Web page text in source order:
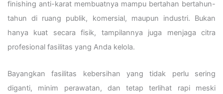
finishing anti-karat membuatnya mampu bertahan bertahun-
tahun di ruang publik, komersial, maupun industri. Bukan
hanya kuat secara fisik, tampilannya juga menjaga citra
profesional fasilitas yang Anda kelola.
Bayangkan fasilitas kebersihan yang tidak perlu sering
diganti, minim perawatan, dan tetap terlihat rapi meski